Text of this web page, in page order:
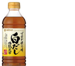
6ロール
サイクル100
あり FSC認
460~
電池 単4
アルカリ乾